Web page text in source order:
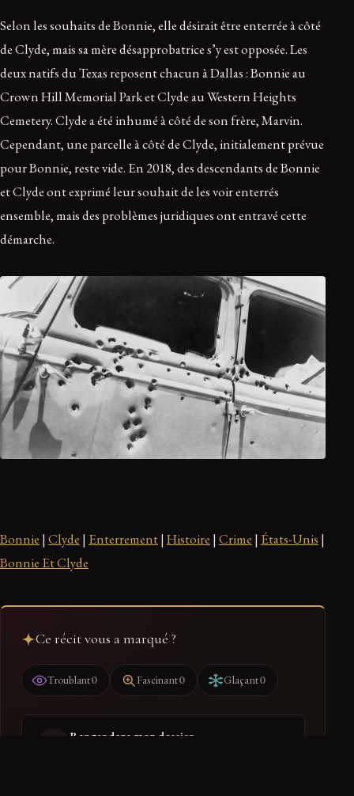
Selon les souhaits de Bonnie, elle désirait être enterrée à côté
de Clyde, mais sa mère désapprobatrice s’y est opposée. Les
deux natifs du Texas reposent chacun à Dallas : Bonnie au
Crown Hill Memorial Park et Clyde au Western Heights
Cemetery. Clyde a été inhumé à côté de son frère, Marvin.
Cependant, une parcelle à côté de Clyde, initialement prévue
pour Bonnie, reste vide. En 2018, des descendants de Bonnie
et Clyde ont exprimé leur souhait de les voir enterrés
ensemble, mais des problèmes juridiques ont entravé cette
démarche.
Bonnie | Clyde | Enterrement| Histoire | Crime | États-Unis |
Bonnie Et Clyde
Ce récit vous a marqué ?
Troublant0 Fascinant0 Glaçant0
Ranger dans mon dossier